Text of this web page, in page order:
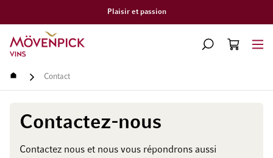
Aller à la page d'accueil
CHERCHERPANIER
Accueil Contact
Contactez-nous
Écrivez-nous
Contactez nous et nous vous répondrons aussi